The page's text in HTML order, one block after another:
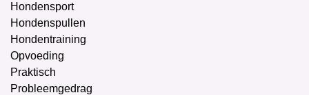
Hondensport
Hondenspullen
Hondentraining
Opvoeding
Praktisch
Probleemgedrag